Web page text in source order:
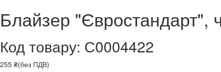
Блайзер "Євростандарт",
Код товару: С0004422
255 ₴(без ПДВ)